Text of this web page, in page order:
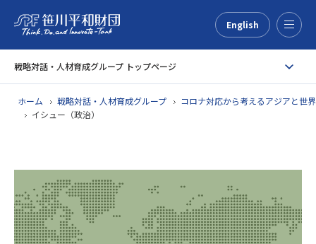
English
戦略対話・人材育成グループ トップページ
ホーム 戦略対話・人材育成グループ
コロナ対応から考えるアジアと世界
イシュー（政治）